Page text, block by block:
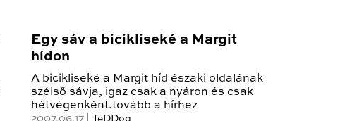
Egy sáv a bicikliseké a Margit
hídon
A bicikliseké a Margit híd északi oldalának
szélső sávja, igaz csak a nyáron és csak
hétvégenként.tovább a hírhez